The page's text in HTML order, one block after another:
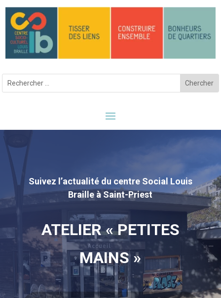
Suivez l’actualité du centre Social Louis
Braille à Saint-Priest
ATELIER « PETITES
MAINS »